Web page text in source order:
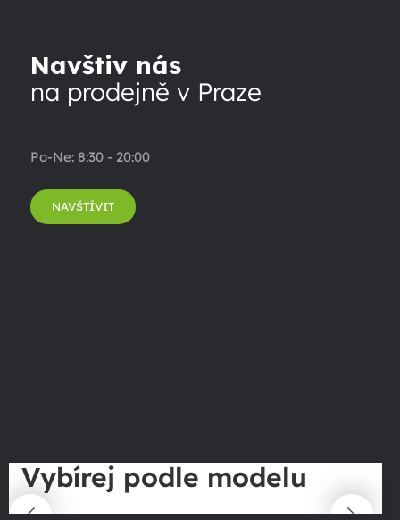
Navštiv nás
na prodejně v Praze
Po-Ne: 8:30 - 20:00
NAVŠTÍVIT
Vybírej podle modelu